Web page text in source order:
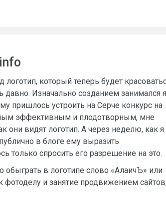
который теперь будет
Изначально созданием занимался
пришлось устроить на Серче конкурс на
эффективным и плодотворным, мне
они видят логотип. А через неделю, как я
в блоге ему выразить
только спросить его разрешение на это.
в логотипе слово «АлаичЪ» или
и занятие продвижением